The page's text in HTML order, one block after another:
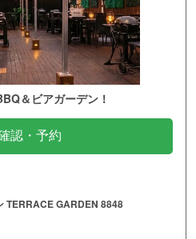
＆ビアガーデン！
認・予約
TERRACE GARDEN 8848